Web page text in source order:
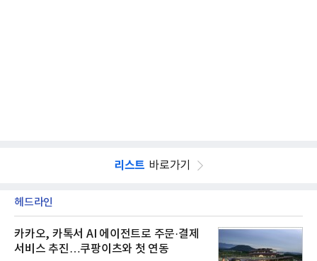
리스트 바로가기
헤드라인
카카오, 카톡서 AI 에이전트로 주문·결제
서비스 추진…쿠팡이츠와 첫 연동